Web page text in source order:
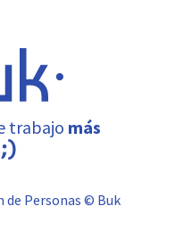
trabajo más
Personas © Buk